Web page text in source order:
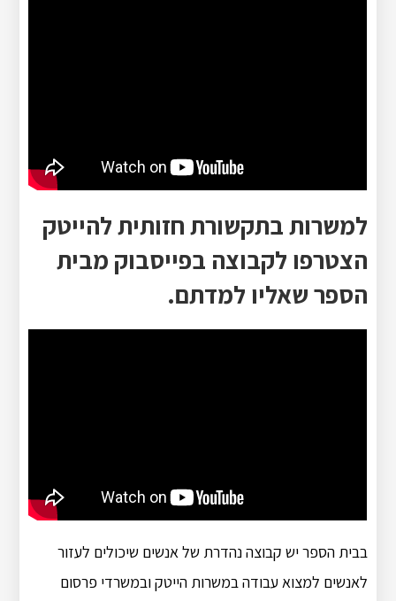
למשרות בתקשורת חזותית להייטק
הצטרפו לקבוצה בפייסבוק מבית
הספר שאליו למדתם.
בבית הספר יש קבוצה נהדרת של אנשים שיכולים לעזור
לאנשים למצוא עבודה במשרות הייטק ובמשרדי פרסום